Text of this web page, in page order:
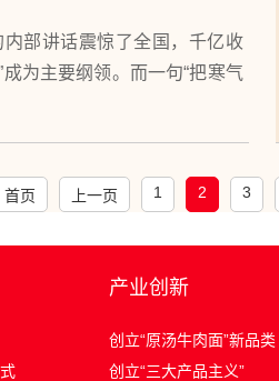
部讲话震惊了全国，千亿收
为主要纲领。而一句“把寒气
首页 上一页 1 2 3
产业创新
创立“原汤牛肉面”新品类
创立“三大产品主义”